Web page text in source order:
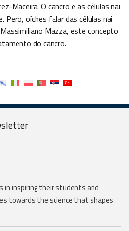
Maceira. O cancro e as células nai
Pero, oíches falar das células nai
Mazza, este concepto
do cancro.
in inspiring their students and
towards the science that shapes